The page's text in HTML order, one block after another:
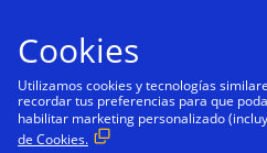
Cookies
Utilizamos cookies y tecnologías
recordar tus preferencias para que
habilitar marketing personalizado
de Cookies.